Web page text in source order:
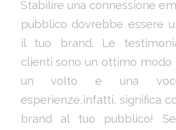
Stabilire una connessione
pubblico dovrebbe essere
il tuo brand. Le
clienti sono un ottimo modo
un volto e una
esperienze,infatti, significa
brand al tuo pubblico!